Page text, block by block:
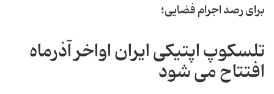
برای رصد اجرام فضایی؛
تلسکوپ اپتیکی ایران اواخر آذرماه
افتتاح می شود